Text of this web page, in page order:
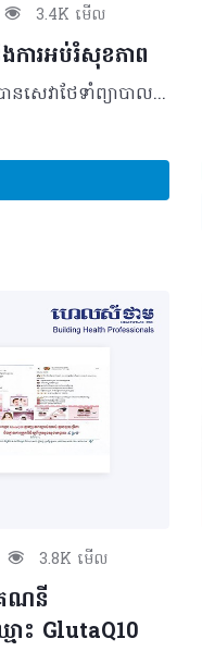
3.4K មើល
ការអប់រំសុខភាព
ក្រៅពីសេរីភាព និងសិទ្ធិនៃការទទួលបានសេវាថែទាំព្យាបាល អតិថិជនក៏មានសិទ្ធិក្នុងការទទួលបានព័ត៌មាន និងការអប់រំសុខភាពដោយស្មើភាពមិនមានការប្រកាន់អំពីពូជសាសន៍ សញ្ជាតិ ពណ៌សម្បុរ សាសនា ភាសា អាយុ ភេទ ស្ថានភាពគ្រួសារ ស្ថានភាពសេដ្ឋកិច្ច ស្ថានភាពសង្គម និងនិន្នាការនយោបាយឡើយ។ តើគោលគំនិតគន្លឹះចំពោះសិទ្ធិក្នុងការទទួលព័ត៌មាន និងការអប់រំសុខភាពមានអ្វីខ្លះ? អតិថិជនមានសិទ្ធិទទួលព័ត៌មានអំពី៖ • ម៉ោងពេលធ្វើការចរាចរអតិថិជន • តម្លៃសេវា របៀបរបបនៃការបង់ថ្លៃ • ការលើកលែងបង់ថ្លៃ។ - មានសិទ្ធិទទួលព័ត៌មានអំពី៖ • ស្ថានភាពសុខភាព • រោគវិនិច្ឆ័យសភាពជំងឺ ការវិវឌ្ឍនៃការព្យាបាល និងតើត្រូវធ្វើអ្វីខ្លះនៅពេលមានអាសន្ន • វិធានការនានាព្រមទាំងគុណសម្បត្តិ និងគុណវិបត្តិ។ - អតិថិជនមានសិទិ្ធជ្រើសរើសអ្នកតំណាងរបស់ ពួកគេក្នុងការទទួលព័ត៌មាន - អតិថិជនត្រូវមានលទ្ធភាពទទួលបាននូវមតិយោបល់ និងព័ត៌មានបន្ថែម - នៅពេលចូលមកសម្រាកនៅមូលដ្ឋានសុខាភិបាលអតិថិជនគប្បីដឹងអំពី៖ • អត្តសញ្ញាណ ស្ថានភាពអាជីពរបស់អ្នកផ្តល់សេវា • ច្បាប់ បទបញ្ជានានា និងការថែទាំព្យាបាល។ - អតិថិជនមានសិទ្ធិក្នុង៖ • ការស្នើសុំនូវឯកសារសង្ខេបអំពីរោគវិនិច្ឆ័យ ការថែទាំព្យាបាល និងលទ្ធផលនៃការវិភាគអមវេជ្ជសាស្រ្ត (ឧ.តើហ្វីលអាចផ្តល់ឲ្យបាន ឬអត់? ឧ.អំពីគ្រោះថ្នាក់ចរាចរណ៍ តើអាចប្រឈមមុខក្នុងការប្ដឹងផ្ដល់ ឬជួនកាលគេសុំក្នុងលក្ខណៈ ធម្មតាតែគេយកទៅប្តឹង) • ការទទួលបាននូវការអប់រំសុខភាព (ការកាពារ និងការលើកកម្ពស់សុខភាព)។ តើការអនុវត្តចំពោះសិទ្ធិក្នុងការទទួលព័ត៌មាន និងការអប់រំសុខភាពមានអ្វីខ្លះ? - អ្នកទទួលខុសត្រូវមូលដ្ឋានសុខាភិបាលត្រូវ៖ • ផ្តល់ព័ត៌មានអំពីសេវាថែទាំព្យាបាល ពេលម៉ោងធ្វើការ និងតារាងតម្លៃសេវាឲ្យឃើញជាសាធារណៈ • អនុវត្តប្រព័ន្ធបង់ថ្លៃដែលមានតម្លាភាព ស្របតាមបញ្ញត្តិហិរញ្ញប្បទានសុខាភិបាល។ - អ្នកផ្តល់សេវាសុខភាពត្រូវប្រាកដថា រាល់អតិថិជនទាំងអស់ដែលចូលមកសម្រាកពេទ្យ ត្រូវដឹងអំពី៖ • បុគ្គលិកពេទ្យដែលមើលថែទាំ • តើត្រូវធ្វើដូចម្តេចនៅពេលមានអាសន្ន • ការប្រើប្រាស់ បង្គន់ ទឹក ភ្លើង និងការហូបចុក • បទបញ្ជា និងសារាចរនានា របៀបនៃការបង់ថ្លៃ។ - អ្នកផ្តល់សេវាសុខភាពត្រូវធានាថា រាល់អតិថិជនទាំងអស់មុនចាកចេញពីមូលដ្ឋានសុខាភិបាលបានដឹងអំពី៖ • ស្ថានភាពសុខភាព វិធានការព្យាបាល និងការពារ • ត្រូវធ្វើដូចម្តេចនៅពេលដែលជំងឺមានសភាពធ្ងន់ធ្ងរឡើងៗ។ - អ្នកផ្តល់សេវាសុខភាពត្រូវ៖ • ប្រើពាក្យសាមញ្ញ ងាយស្រួលយល់ និងស្តាប់ • ផ្តល់ឱកាសដល់អតិថិជន ក្នុងការបញ្ជាក់បំភ្លឺនូវបញ្ហាអ្វីមួយដែលគេចង់ដឹង • មានអ្នកបកប្រែភាសា។ - អ្នកផ្តល់សេវាសុខភាពត្រូវ៖ • ប្រើប្រាស់គ្រប់ឱកាសទាំងអស់ក្នុងការបញ្ជូនព័ត៌មានសុខភាព • ធានាថារាល់សម្ភារសម្រាប់អប់រំសុខភាព ធ្វើ យ៉ាងណាចែកចាយឲ្យបានដល់ដៃអតិថិជនគ្រប់រូប។ តើការទទួលខុសត្រូវចំពោះសិទ្ធិក្នុងការទទួលព័ត៌មាន និងការអប់រំសុខភាពមានអ្វីខ្លះ? - ការទទួលខុសត្រូវមាន៖ • អតិថិជនមានភារកិច្ចទទួលខុសត្រូវក្នុងការអនុវត្តនូវរាល់វិធានការការពារ និងលើកកម្ពស់សុខភាពដែលបានផ្តល់ដោយអ្នកផ្តល់សេវាសុខភាព • អតិថិជន ឬអ្នកតំណាងទទួលខុសត្រូវក្នុងការសាកសួរទៅអ្នកផ្តល់សេវាសុខភាពដើម្បីបញ្ជាក់បំភ្លឺឲ្យបានយល់ច្បាស់នូវការណែនាំ ឬព័ត៌មានផ្សេងៗ។ បកស្រាយដោយ៖​ វេជ្ជបណ្ឌិត ឡាក់ ឡេង ឯកទេសសុខភាពសាធារណៈ អនុប្រធានមជ្ឈមណ្ឌលជាតិ លើកកម្ពស់សុខភាព ©2019 រក្សាសិទ្ធិគ្រប់យ៉ាង​ដោយ Healthtime Corporation ចំពោះគ្រប់អត្ថបទដោយគ្មានផ្នែកណាមួយត្រូវបោះពុម្ពផ្សាយចូល ប្រព័ន្ធអុីនធឺណែតឧបករណ៍អេឡិចត្រូនិកអាត់ជាសំឡេងឬថតចំលងគ្រប់រូបភាពដោយគ្មានការអនុញ្ញាតឡើយ
3.8K មើល
ណនី
ះ GlutaQ10